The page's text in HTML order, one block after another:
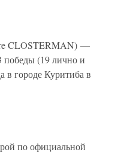
CLOSTERMAN) —
(19 лично и
в городе Куритиба в
по официальной